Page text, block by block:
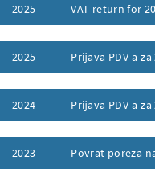
2025
VAT return for
2025
Prĳava PDV-a za
2024
Prĳava PDV-a za
2023
Povrat poreza